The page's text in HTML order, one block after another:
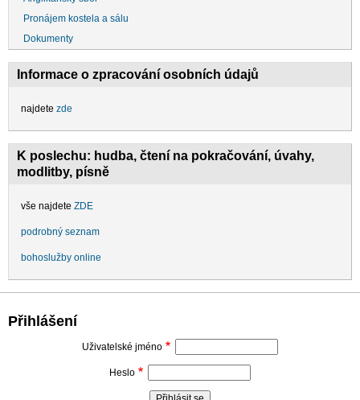
Pronájem kostela a sálu
Dokumenty
Informace o zpracování osobních údajů
najdete zde
K poslechu: hudba, čtení na pokračování, úvahy,
modlitby, písně
vše najdete ZDE
podrobný seznam
bohoslužby online
Přihlášení
Uživatelské jméno
Heslo